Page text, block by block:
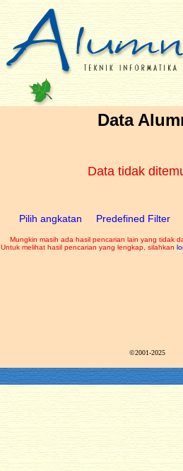
Data
Data tidak
Pilih angkatan Predefined Filter
Mungkin masih ada hasil pencarian lain yang tidak
Untuk melihat hasil pencarian yang lengkap, silahkan
©2001-2025